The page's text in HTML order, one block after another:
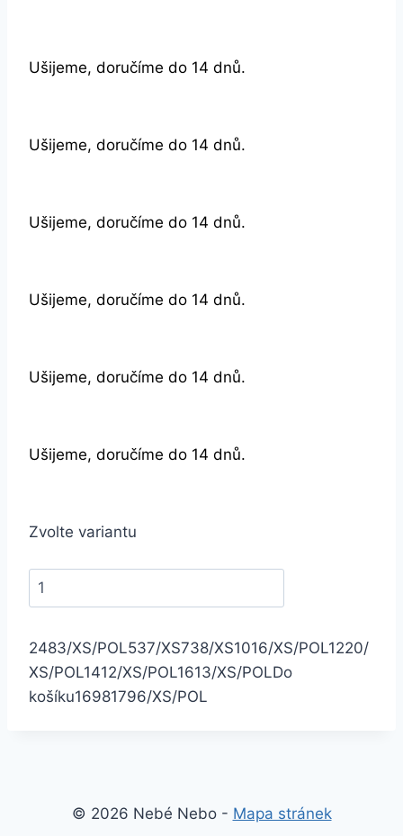
Ušijeme, doručíme do 14 dnů.
Ušijeme, doručíme do 14 dnů.
Ušijeme, doručíme do 14 dnů.
Ušijeme, doručíme do 14 dnů.
Ušijeme, doručíme do 14 dnů.
Ušijeme, doručíme do 14 dnů.
Zvolte variantu
2483/XS/POL537/XS738/XS1016/XS/POL1220/
XS/POL1412/XS/POL1613/XS/POLDo
košíku16981796/XS/POL
© 2026 Nebé Nebo - Mapa stránek